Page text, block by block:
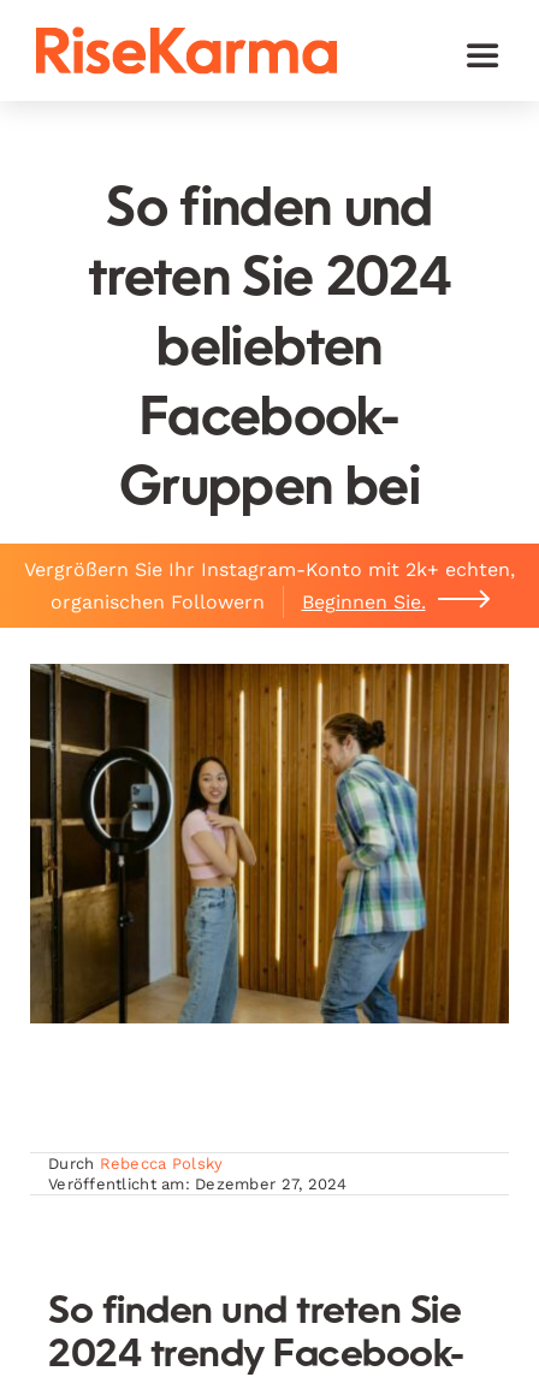
Toggle
TikTok
Youtube
Twitter (𝕏)
Warenkorb
So finden und
treten Sie 2024
beliebten
Facebook-
Gruppen bei
Vergrößern Sie Ihr Instagram-Konto mit 2k+ echten,
organischen Followern
Beginnen Sie.
Durch Rebecca Polsky
Veröffentlicht am: Dezember 27, 2024
So finden und treten Sie
2024 trendy Facebook-